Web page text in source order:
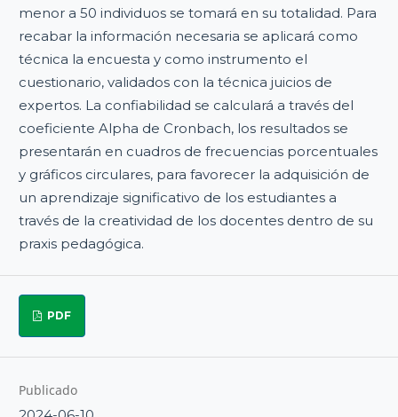
menor a 50 individuos se tomará en su totalidad. Para
recabar la información necesaria se aplicará como
técnica la encuesta y como instrumento el
cuestionario, validados con la técnica juicios de
expertos. La confiabilidad se calculará a través del
coeficiente Alpha de Cronbach, los resultados se
presentarán en cuadros de frecuencias porcentuales
y gráficos circulares, para favorecer la adquisición de
un aprendizaje significativo de los estudiantes a
través de la creatividad de los docentes dentro de su
praxis pedagógica.
PDF
Publicado